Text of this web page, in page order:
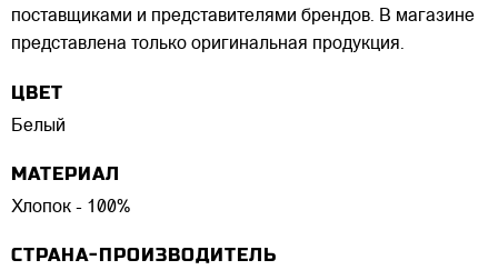
поставщиками и представителями брендов. В магазине
представлена только оригинальная продукция.
ЦВЕТ
Белый
МАТЕРИАЛ
Хлопок - 100%
СТРАНА-ПРОИЗВОДИТЕЛЬ